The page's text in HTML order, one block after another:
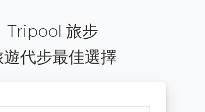
Tripool 旅步
遊代步最佳選擇